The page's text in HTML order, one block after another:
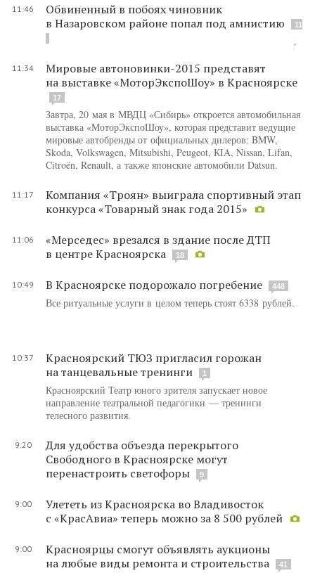
11:46
Обвиненный в побоях чиновник
в Назаровском районе попал под амнистию
11
11:34
Мировые автоновинки-2015 представят
на выставке «МоторЭкспоШоу» в Красноярске
17
Завтра, 20 мая в МВДЦ «Сибирь» откроется автомобильная
выставка «МоторЭкспоШоу», которая представит ведущие
мировые автобренды от официальных дилеров: BMW,
Skoda, Volkswagen, Mitsubishi, Peugeot, КIA, Nissan, Lifan,
Citroën, Renault, а также японские автомобили Datsun.
11:17
Компания «Троян» выиграла спортивный этап
конкурса «Товарный знак года 2015»
11:06
«Мерседес» врезался в здание после ДТП
в центре Красноярска
18
10:49 В Красноярске подорожало погребение 448
Все ритуальные услуги в целом теперь стоят 6338 рублей.
10:37
Красноярский ТЮЗ пригласил горожан
на танцевальные тренинги
1
Красноярский Театр юного зрителя запускает новое
направление театральной педагогики — тренинги
телесного развития.
9:20
Для удобства объезда перекрытого
Свободного в Красноярске могут
перенастроить светофоры
9
9:00
Улететь из Красноярска во Владивосток
с «КрасАвиа» теперь можно за 8 500 рублей
9:00
Красноярцы смогут объявлять аукционы
на любые виды ремонта и строительства
41